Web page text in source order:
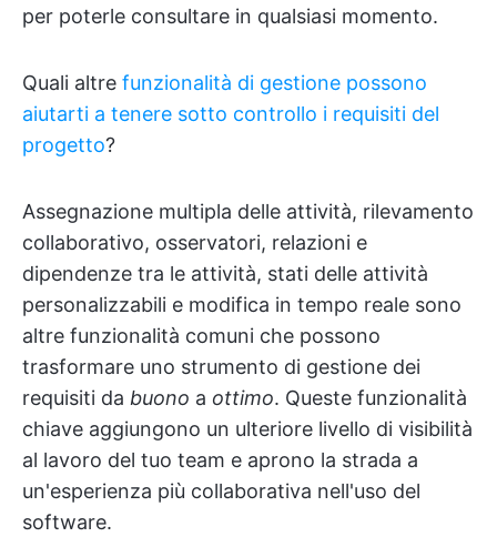
per poterle consultare in qualsiasi momento.
Quali altre funzionalità di gestione possono
aiutarti a tenere sotto controllo i requisiti del
progetto?
Assegnazione multipla delle attività, rilevamento
collaborativo, osservatori, relazioni e
dipendenze tra le attività, stati delle attività
personalizzabili e modifica in tempo reale sono
altre funzionalità comuni che possono
trasformare uno strumento di gestione dei
requisiti da buono a ottimo. Queste funzionalità
chiave aggiungono un ulteriore livello di visibilità
al lavoro del tuo team e aprono la strada a
un'esperienza più collaborativa nell'uso del
software.